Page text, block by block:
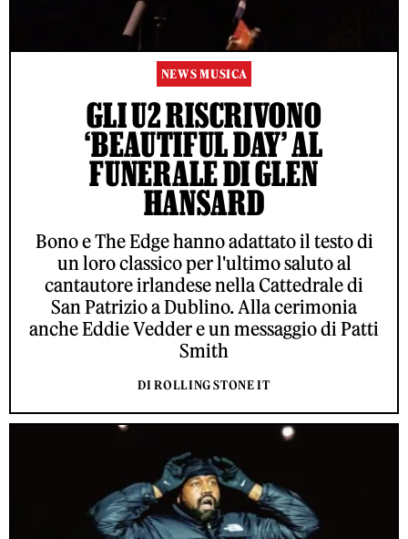
NEWS MUSICA
GLI U2 RISCRIVONO
‘BEAUTIFUL DAY’ AL
FUNERALE DI GLEN
HANSARD
Bono e The Edge hanno adattato il testo di
un loro classico per l'ultimo saluto al
cantautore irlandese nella Cattedrale di
San Patrizio a Dublino. Alla cerimonia
anche Eddie Vedder e un messaggio di Patti
Smith
DI ROLLING STONE IT